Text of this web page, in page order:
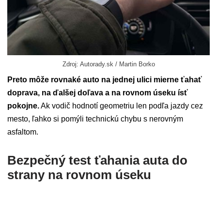
Zdroj: Autorady.sk / Martin Borko
Preto môže rovnaké auto na jednej ulici mierne ťahať
doprava, na ďalšej doľava a na rovnom úseku ísť
pokojne.Ak vodič hodnotí geometriu len podľa jazdy cez
mesto, ľahko si pomýli technickú chybu s nerovným
asfaltom.
Bezpečný test ťahania auta do
strany na rovnom úseku